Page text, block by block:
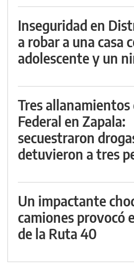
Inseguridad en
a robar a una casa
adolescente y un
Tres allanamientos
Federal en Zapala:
secuestraron
detuvieron a tres
Un impactante
camiones provocó
de la Ruta 40